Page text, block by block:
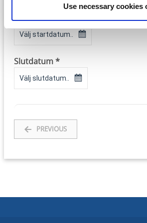
Use necessary cookies
Startdatum *
Välj startdatum..
Slutdatum *
Välj slutdatum..
PREVIOUS